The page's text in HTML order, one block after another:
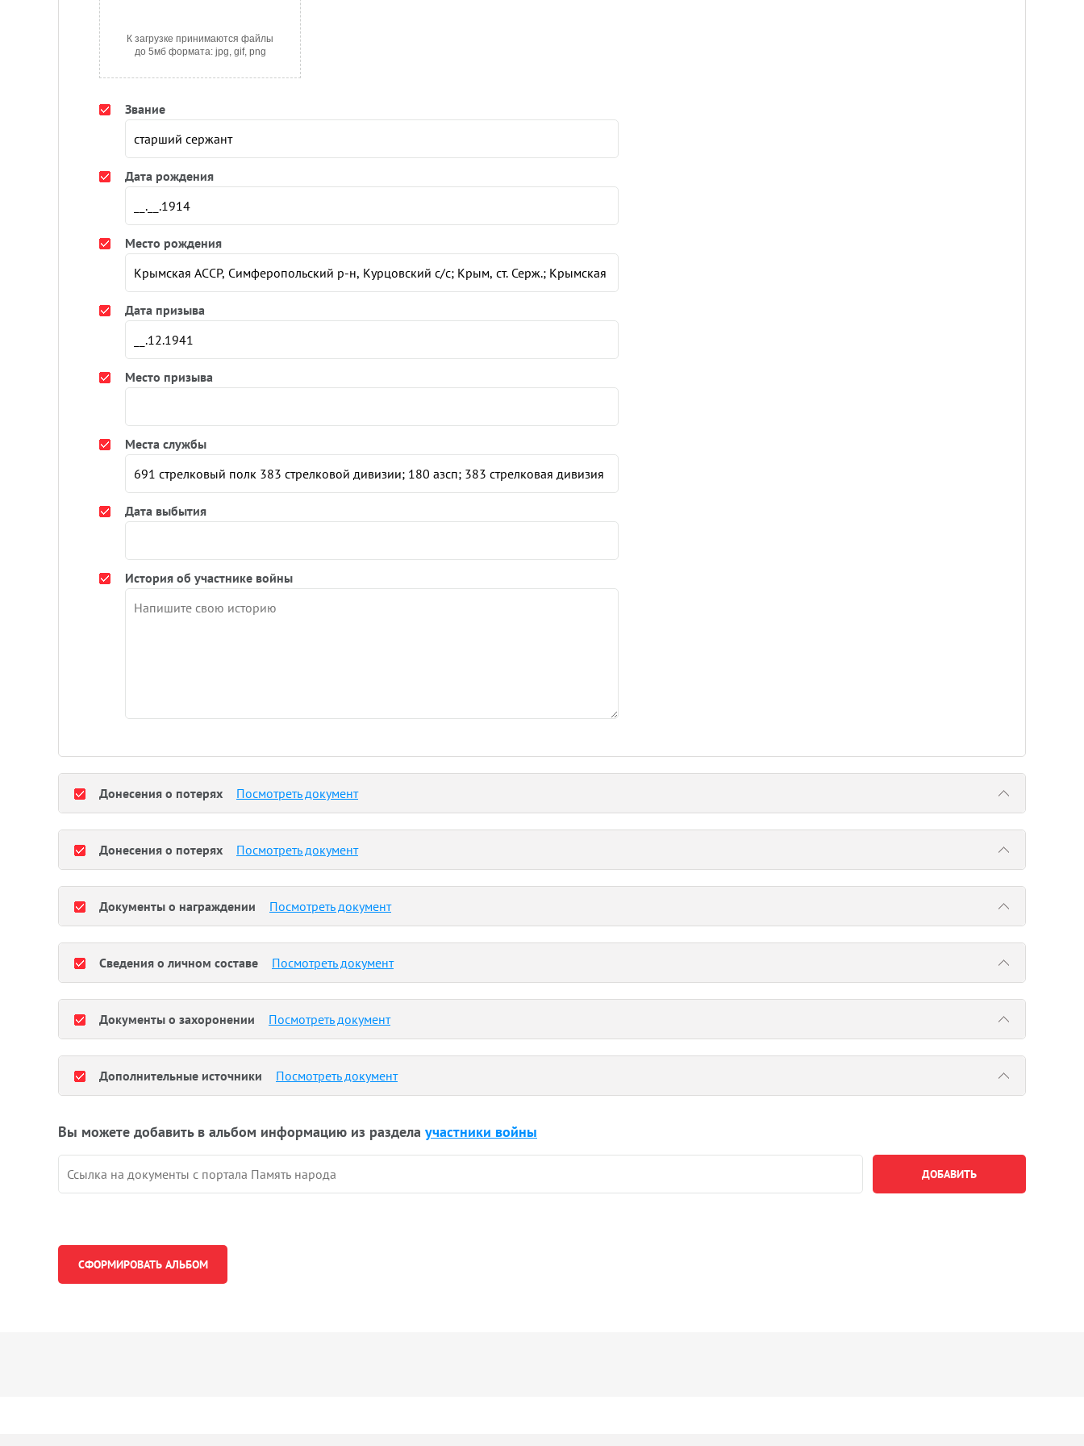
К загрузке принимаются файлы
до 5мб формата: jpg, gif, png
Звание
Дата рождения
Место рождения
Дата призыва
Место призыва
Места службы
Дата выбытия
История об участнике войны
Донесения о потерях Посмотреть документ
Донесения о потерях Посмотреть документ
Документы о награждении Посмотреть документ
Сведения о личном составе Посмотреть документ
Документы о захоронении Посмотреть документ
Дополнительные источники Посмотреть документ
Вы можете добавить в альбом информацию из раздела участники войны